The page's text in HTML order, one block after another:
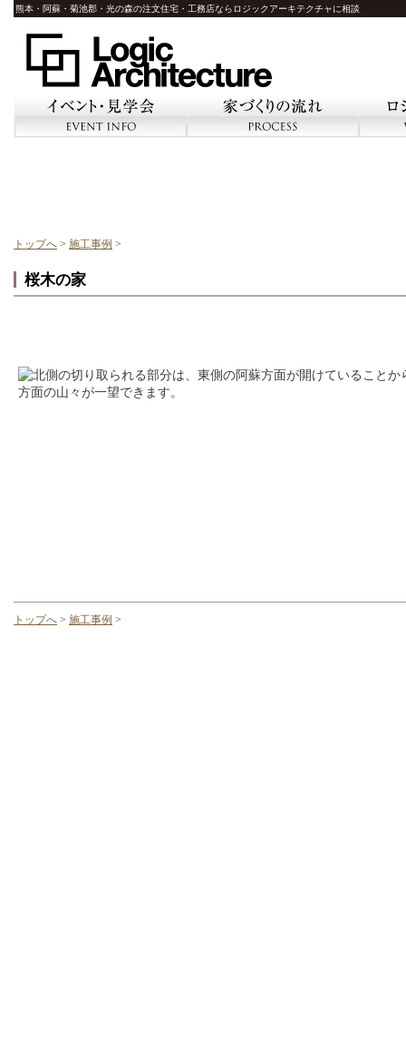
熊本・阿蘇・菊池郡・光の森の注文住宅・工務店ならロジックアーキテクチャに相談
トップへ > 施工事例 >
桜木の家
トップへ > 施工事例 >